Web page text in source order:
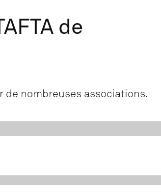
de
de nombreuses associations.